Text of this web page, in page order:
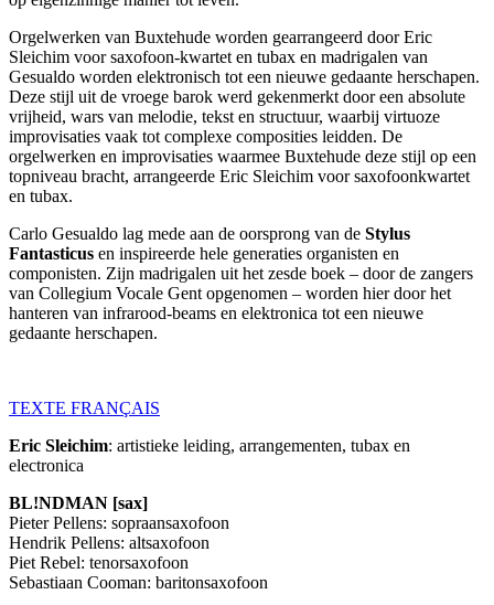
Orgelwerken van Buxtehude worden gearrangeerd door Eric
Sleichim voor saxofoon-kwartet en tubax en madrigalen van
Gesualdo worden elektronisch tot een nieuwe gedaante herschapen.
Deze stijl uit de vroege barok werd gekenmerkt door een absolute
vrijheid, wars van melodie, tekst en structuur, waarbij virtuoze
improvisaties vaak tot complexe composities leidden. De
orgelwerken en improvisaties waarmee Buxtehude deze stijl op een
topniveau bracht, arrangeerde Eric Sleichim voor saxofoonkwartet
en tubax.
Carlo Gesualdo lag mede aan de oorsprong van de Stylus
Fantasticus en inspireerde hele generaties organisten en
componisten. Zijn madrigalen uit het zesde boek – door de zangers
van Collegium Vocale Gent opgenomen – worden hier door het
hanteren van infrarood-beams en elektronica tot een nieuwe
gedaante herschapen.
TEXTE FRANÇAIS
Eric Sleichim: artistieke leiding, arrangementen, tubax en
electronica
BL!NDMAN [sax]
Pieter Pellens: sopraansaxofoon
Hendrik Pellens: altsaxofoon
Piet Rebel: tenorsaxofoon
Sebastiaan Cooman: baritonsaxofoon